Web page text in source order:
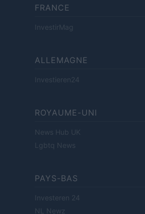
FRANCE
InvestirMag
ALLEMAGNE
Investieren24
ROYAUME-UNI
News Hub UK
Lgbtq News
PAYS-BAS
Investeren 24
NL Newz